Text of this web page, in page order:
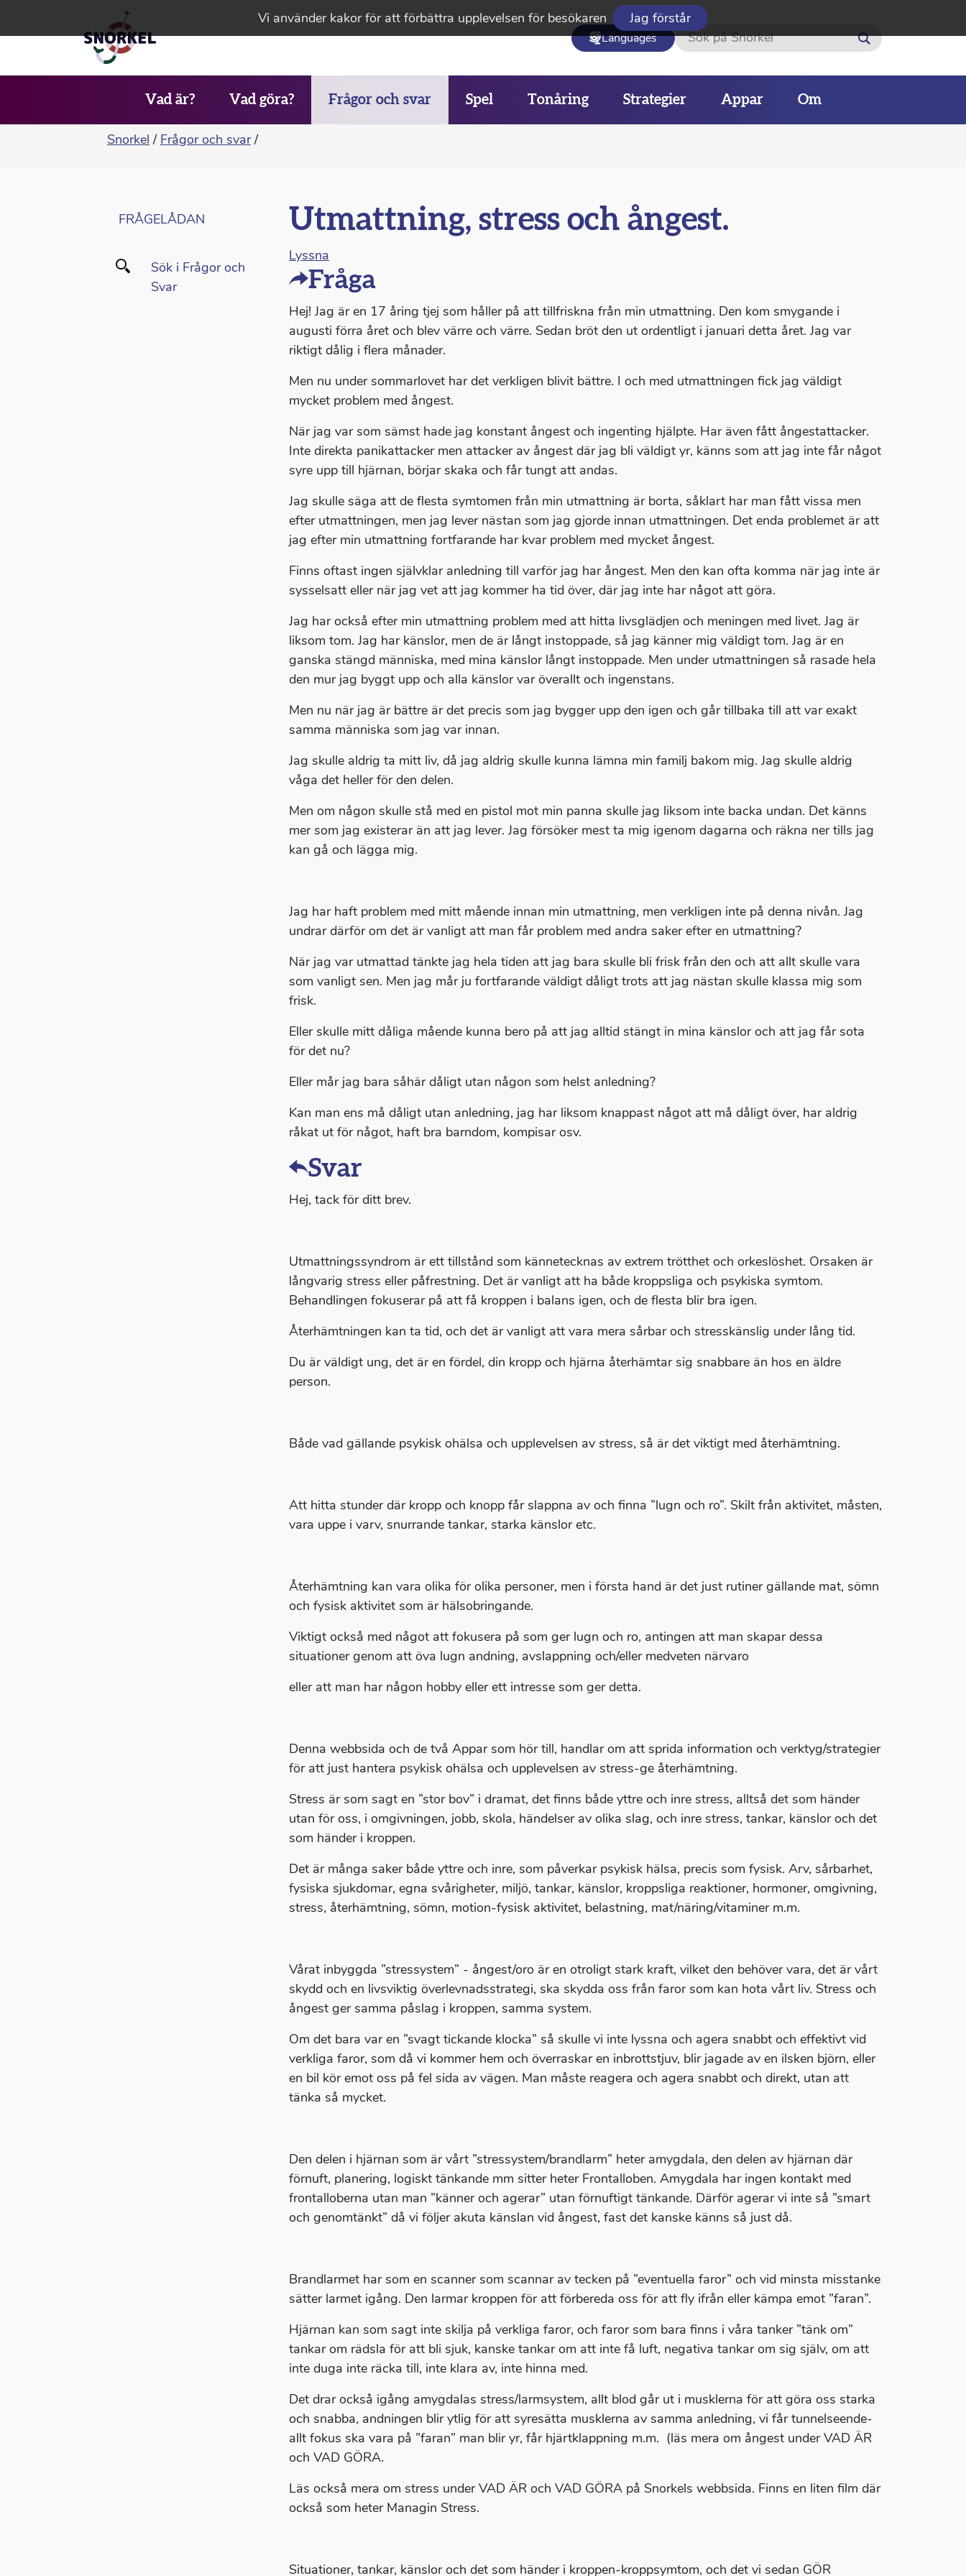
Vi använder kakor för att förbättra upplevelsen för besökaren Jag förstår
Languages Sök
Vad är? Vad göra? Frågor och svar Spel Tonåring Strategier Appar Om
Snorkel / Frågor och svar /
FRÅGELÅDAN
Sök i Frågor och
Svar
Utmattning, stress och ångest.
Lyssna
Fråga
Hej! Jag är en 17 åring tjej som håller på att tillfriskna från min utmattning. Den kom smygande i
augusti förra året och blev värre och värre. Sedan bröt den ut ordentligt i januari detta året. Jag var
riktigt dålig i flera månader.
Men nu under sommarlovet har det verkligen blivit bättre. I och med utmattningen fick jag väldigt
mycket problem med ångest.
När jag var som sämst hade jag konstant ångest och ingenting hjälpte. Har även fått ångestattacker.
Inte direkta panikattacker men attacker av ångest där jag bli väldigt yr, känns som att jag inte får något
syre upp till hjärnan, börjar skaka och får tungt att andas.
Jag skulle säga att de flesta symtomen från min utmattning är borta, såklart har man fått vissa men
efter utmattningen, men jag lever nästan som jag gjorde innan utmattningen. Det enda problemet är att
jag efter min utmattning fortfarande har kvar problem med mycket ångest.
Finns oftast ingen självklar anledning till varför jag har ångest. Men den kan ofta komma när jag inte är
sysselsatt eller när jag vet att jag kommer ha tid över, där jag inte har något att göra.
Jag har också efter min utmattning problem med att hitta livsglädjen och meningen med livet. Jag är
liksom tom. Jag har känslor, men de är långt instoppade, så jag känner mig väldigt tom. Jag är en
ganska stängd människa, med mina känslor långt instoppade. Men under utmattningen så rasade hela
den mur jag byggt upp och alla känslor var överallt och ingenstans.
Men nu när jag är bättre är det precis som jag bygger upp den igen och går tillbaka till att var exakt
samma människa som jag var innan.
Jag skulle aldrig ta mitt liv, då jag aldrig skulle kunna lämna min familj bakom mig. Jag skulle aldrig
våga det heller för den delen.
Men om någon skulle stå med en pistol mot min panna skulle jag liksom inte backa undan. Det känns
mer som jag existerar än att jag lever. Jag försöker mest ta mig igenom dagarna och räkna ner tills jag
kan gå och lägga mig.
Jag har haft problem med mitt mående innan min utmattning, men verkligen inte på denna nivån. Jag
undrar därför om det är vanligt att man får problem med andra saker efter en utmattning?
När jag var utmattad tänkte jag hela tiden att jag bara skulle bli frisk från den och att allt skulle vara
som vanligt sen. Men jag mår ju fortfarande väldigt dåligt trots att jag nästan skulle klassa mig som
frisk.
Eller skulle mitt dåliga mående kunna bero på att jag alltid stängt in mina känslor och att jag får sota
för det nu?
Eller mår jag bara såhär dåligt utan någon som helst anledning?
Kan man ens må dåligt utan anledning, jag har liksom knappast något att må dåligt över, har aldrig
råkat ut för något, haft bra barndom, kompisar osv.
Svar
Hej, tack för ditt brev.
Utmattningssyndrom är ett tillstånd som kännetecknas av extrem trötthet och orkeslöshet. Orsaken är
långvarig stress eller påfrestning. Det är vanligt att ha både kroppsliga och psykiska symtom.
Behandlingen fokuserar på att få kroppen i balans igen, och de flesta blir bra igen.
Återhämtningen kan ta tid, och det är vanligt att vara mera sårbar och stresskänslig under lång tid.
Du är väldigt ung, det är en fördel, din kropp och hjärna återhämtar sig snabbare än hos en äldre
person.
Både vad gällande psykisk ohälsa och upplevelsen av stress, så är det viktigt med återhämtning.
Att hitta stunder där kropp och knopp får slappna av och finna ”lugn och ro”. Skilt från aktivitet, måsten,
vara uppe i varv, snurrande tankar, starka känslor etc.
Återhämtning kan vara olika för olika personer, men i första hand är det just rutiner gällande mat, sömn
och fysisk aktivitet som är hälsobringande.
Viktigt också med något att fokusera på som ger lugn och ro, antingen att man skapar dessa
situationer genom att öva lugn andning, avslappning och/eller medveten närvaro
eller att man har någon hobby eller ett intresse som ger detta.
Denna webbsida och de två Appar som hör till, handlar om att sprida information och verktyg/strategier
för att just hantera psykisk ohälsa och upplevelsen av stress-ge återhämtning.
Stress är som sagt en ”stor bov” i dramat, det finns både yttre och inre stress, alltså det som händer
utan för oss, i omgivningen, jobb, skola, händelser av olika slag, och inre stress, tankar, känslor och det
som händer i kroppen.
Det är många saker både yttre och inre, som påverkar psykisk hälsa, precis som fysisk. Arv, sårbarhet,
fysiska sjukdomar, egna svårigheter, miljö, tankar, känslor, kroppsliga reaktioner, hormoner, omgivning,
stress, återhämtning, sömn, motion-fysisk aktivitet, belastning, mat/näring/vitaminer m.m.
Vårat inbyggda ”stressystem” - ångest/oro är en otroligt stark kraft, vilket den behöver vara, det är vårt
skydd och en livsviktig överlevnadsstrategi, ska skydda oss från faror som kan hota vårt liv. Stress och
ångest ger samma påslag i kroppen, samma system.
Om det bara var en ”svagt tickande klocka” så skulle vi inte lyssna och agera snabbt och effektivt vid
verkliga faror, som då vi kommer hem och överraskar en inbrottstjuv, blir jagade av en ilsken björn, eller
en bil kör emot oss på fel sida av vägen. Man måste reagera och agera snabbt och direkt, utan att
tänka så mycket.
Den delen i hjärnan som är vårt ”stressystem/brandlarm” heter amygdala, den delen av hjärnan där
förnuft, planering, logiskt tänkande mm sitter heter Frontalloben. Amygdala har ingen kontakt med
frontalloberna utan man ”känner och agerar” utan förnuftigt tänkande. Därför agerar vi inte så ”smart
och genomtänkt” då vi följer akuta känslan vid ångest, fast det kanske känns så just då.
Brandlarmet har som en scanner som scannar av tecken på ”eventuella faror” och vid minsta misstanke
sätter larmet igång. Den larmar kroppen för att förbereda oss för att fly ifrån eller kämpa emot ”faran”.
Hjärnan kan som sagt inte skilja på verkliga faror, och faror som bara finns i våra tanker ”tänk om”
tankar om rädsla för att bli sjuk, kanske tankar om att inte få luft, negativa tankar om sig själv, om att
inte duga inte räcka till, inte klara av, inte hinna med.
Det drar också igång amygdalas stress/larmsystem, allt blod går ut i musklerna för att göra oss starka
och snabba, andningen blir ytlig för att syresätta musklerna av samma anledning, vi får tunnelseende-
allt fokus ska vara på ”faran” man blir yr, får hjärtklappning m.m. (läs mera om ångest under VAD ÄR
och VAD GÖRA.
Läs också mera om stress under VAD ÄR och VAD GÖRA på Snorkels webbsida. Finns en liten film där
också som heter Managin Stress.
Situationer, tankar, känslor och det som händer i kroppen-kroppsymtom, och det vi sedan GÖR